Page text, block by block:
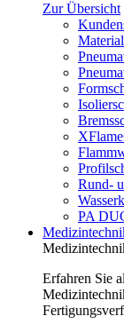
Zur Übersicht
Rund-
PA
Erfahren Sie